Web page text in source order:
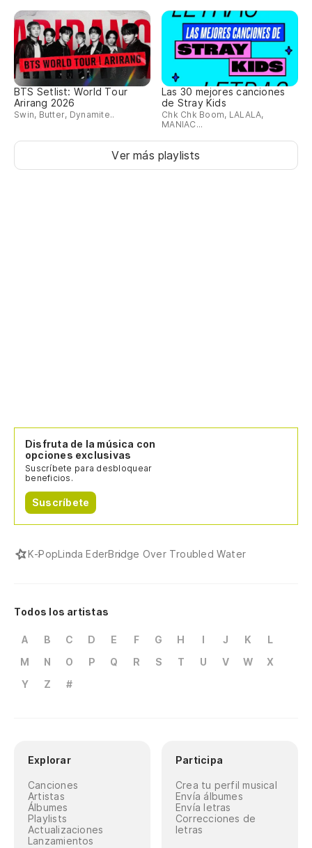
BTS Setlist: World Tour
Arirang 2026
Swin, Butter, Dynamite..
Las 30 mejores canciones
de Stray Kids
Chk Chk Boom, LALALA,
MANIAC...
Ver más playlists
Disfruta de la música con
opciones exclusivas
Suscríbete para desbloquear
beneficios.
Suscríbete
K-PopLinda EderBridge Over Troubled Water
Todos los artistas
A B C D E F G H I J K
L
M
N O P Q R S T U V W
X
Y
Z #
Explorar
Canciones
Artistas
Álbumes
Playlists
Actualizaciones
Lanzamientos
Participa
Crea tu perfil musical
Envía álbumes
Envía letras
Correcciones de
letras